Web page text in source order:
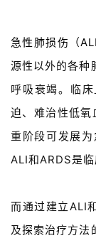
急性肺损伤 （ALI
源性以外的各种
呼吸衰竭。临
迫、难治性低氧
重阶段可发展为
ALI和ARDS是临
而通过建立ALI
及探索治疗方法